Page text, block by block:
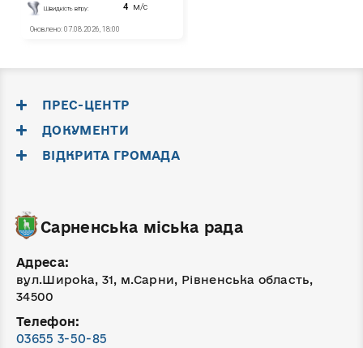
ПРЕС-ЦЕНТР
ДОКУМЕНТИ
ВІДКРИТА ГРОМАДА
Сарненська міська рада
Адреса:
вул.Широка, 31, м.Сарни, Рівненська область,
34500
Телефон:
03655 3-50-85